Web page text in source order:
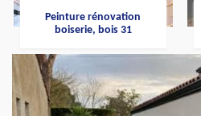
Peinture rénovation
boiserie, bois 31